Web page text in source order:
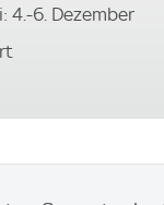
4.-6. Dezember